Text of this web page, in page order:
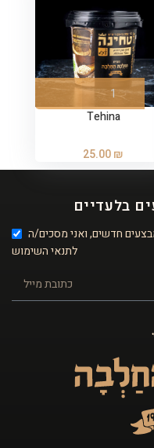
Tehina
25.00₪
חדשים, ואני מסכים/ה
לתנאי השימוש